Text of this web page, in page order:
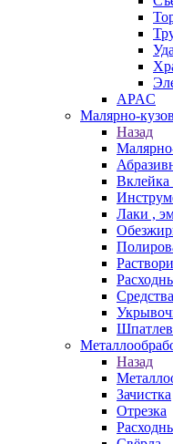
APAC
Малярно-
Назад
Вклейка
Лаки ,
Назад
Зачистка
Отрезка